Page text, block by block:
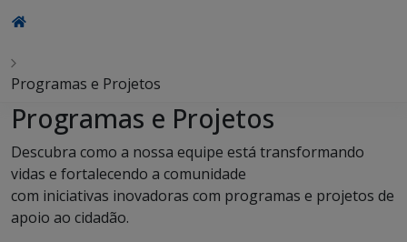
Programas e Projetos
Programas e Projetos
Descubra como a nossa equipe está transformando
vidas e fortalecendo a comunidade
com iniciativas inovadoras com programas e projetos de
apoio ao cidadão.